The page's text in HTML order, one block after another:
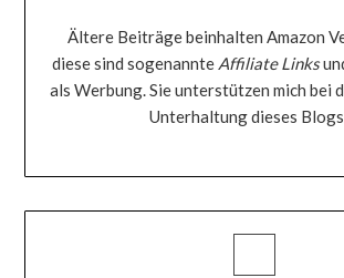
Ältere Beiträge beinhalten Amazon
diese sind sogenannte Affiliate Links
als Werbung. Sie unterstützen mich bei
Unterhaltung dieses